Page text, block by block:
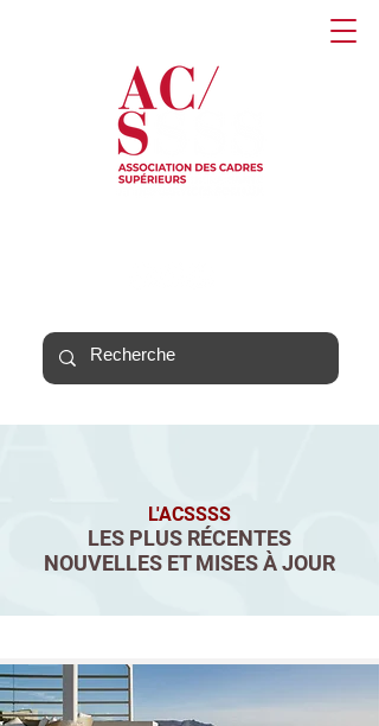
L'ACSSSS
LES PLUS RÉCENTES
NOUVELLES ET MISES À JOUR